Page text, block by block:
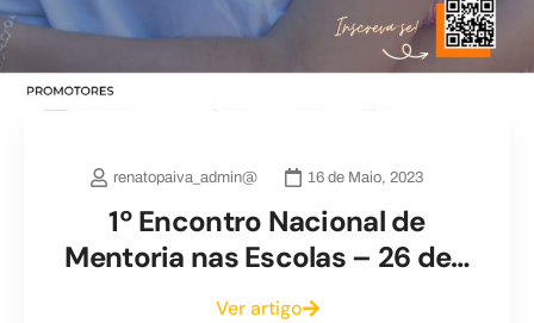
renatopaiva_admin@ 16 de Maio, 2023
1º Encontro Nacional de
Mentoria nas Escolas – 26 de…
Ver artigo